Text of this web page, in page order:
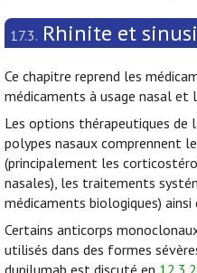
17.3. Rhinite et
Ce chapitre reprend les
médicaments à usage nasal et
Les options thérapeutiques de
polypes nasaux comprennent
(principalement les
nasales), les traitements
médicaments biologiques) ainsi
Certains anticorps
utilisés dans des formes
dupilumab est discuté en